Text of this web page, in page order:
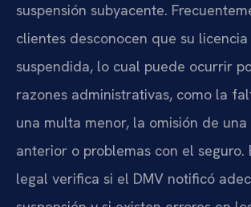
suspensión subyacente.
clientes desconocen que su
suspendida, lo cual puede ocurrir
razones administrativas, como la
una multa menor, la omisión de
anterior o problemas con el seguro.
legal verifica si el DMV notificó